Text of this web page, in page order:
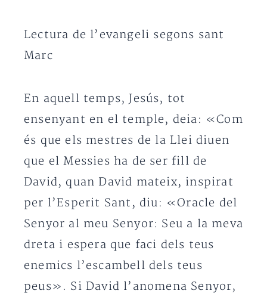
Lectura de l’evangeli segons sant
Marc
En aquell temps, Jesús, tot
ensenyant en el temple, deia: «Com
és que els mestres de la Llei diuen
que el Messies ha de ser fill de
David, quan David mateix, inspirat
per l’Esperit Sant, diu: «Oracle del
Senyor al meu Senyor: Seu a la meva
dreta i espera que faci dels teus
enemics l’escambell dels teus
peus». Si David l’anomena Senyor,